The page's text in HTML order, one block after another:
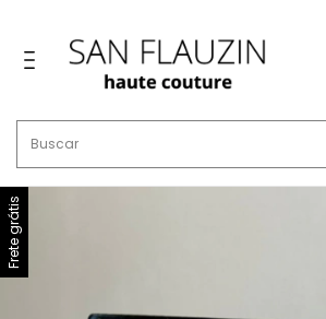
Frete grátis